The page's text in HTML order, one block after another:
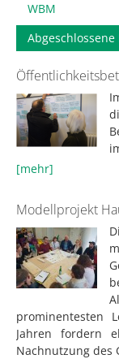
WBM
Abgeschlossene
[mehr]
Modellprojekt
prominentesten
Jahren fordern
Nachnutzung des